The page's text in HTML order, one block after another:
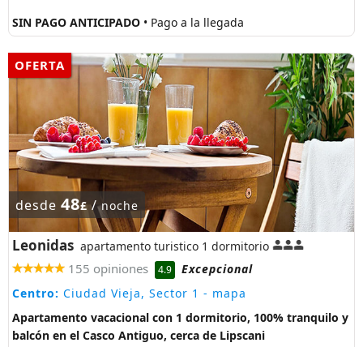
SIN PAGO ANTICIPADO • Pago a la llegada
OFERTA
desde 48£/noche
Leonidas apartamento turistico 1 dormitorio
155 opiniones 4.9
Excepcional
Centro: Ciudad Vieja, Sector 1 - mapa
Apartamento vacacional con 1 dormitorio, 100% tranquilo y
balcón en el Casco Antiguo, cerca de Lipscani